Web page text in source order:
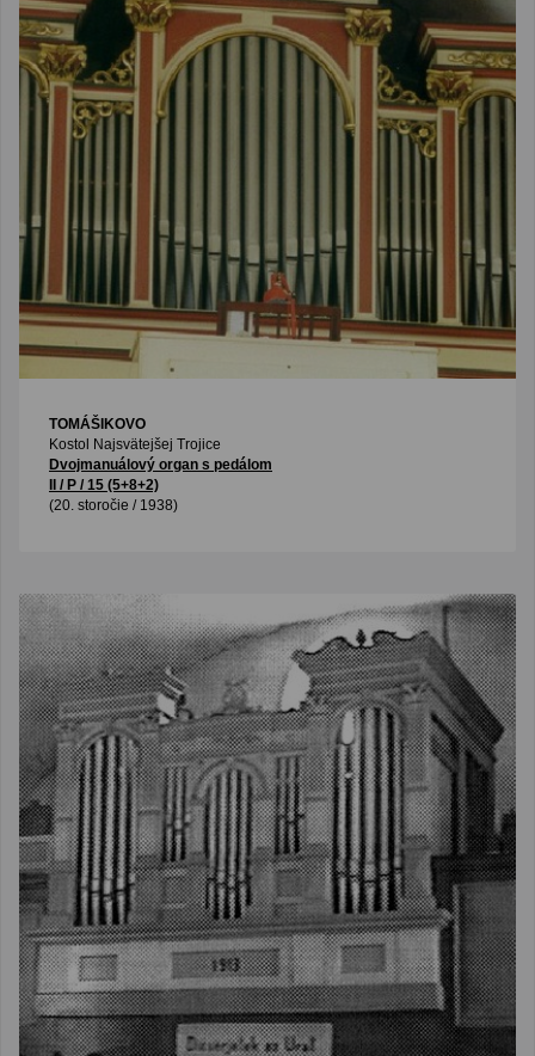
TOMÁŠIKOVO
Kostol Najsvätejšej Trojice
Dvojmanuálový organ s pedálom
II / P / 15 (5+8+2)
(20. storočie / 1938)